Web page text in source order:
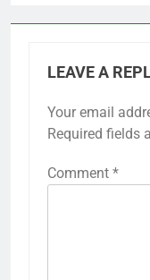
LEAVE A
Your email
Required fields
Comment *